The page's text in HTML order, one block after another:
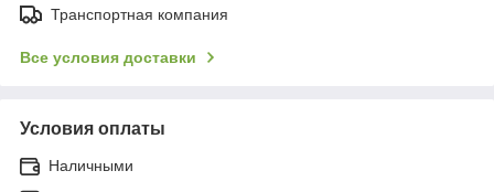
Транспортная компания
Все условия доставки
Условия оплаты
Наличными